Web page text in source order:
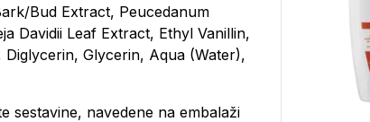
Bud Extract, Peucedanum
Davidii Leaf Extract, Ethyl Vanillin,
Glycerin, Aqua (Water),
sestavine, navedene na embalaži